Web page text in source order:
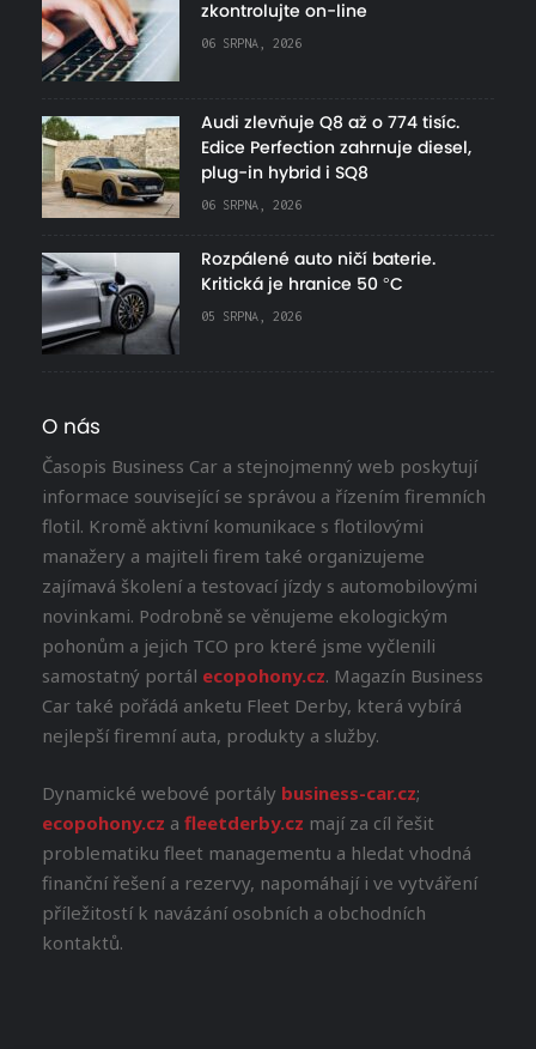
zkontrolujte on-line
06 SRPNA, 2026
Audi zlevňuje Q8 až o 774 tisíc.
Edice Perfection zahrnuje diesel,
plug-in hybrid i SQ8
06 SRPNA, 2026
Rozpálené auto ničí baterie.
Kritická je hranice 50 °C
05 SRPNA, 2026
O nás
Časopis Business Car a stejnojmenný web poskytují
informace související se správou a řízením firemních
flotil. Kromě aktivní komunikace s flotilovými
manažery a majiteli firem také organizujeme
zajímavá školení a testovací jízdy s automobilovými
novinkami. Podrobně se věnujeme ekologickým
pohonům a jejich TCO pro které jsme vyčlenili
samostatný portál ecopohony.cz. Magazín Business
Car také pořádá anketu Fleet Derby, která vybírá
nejlepší firemní auta, produkty a služby.
Dynamické webové portály business-car.cz;
ecopohony.cz a fleetderby.cz mají za cíl řešit
problematiku fleet managementu a hledat vhodná
finanční řešení a rezervy, napomáhají i ve vytváření
příležitostí k navázání osobních a obchodních
kontaktů.